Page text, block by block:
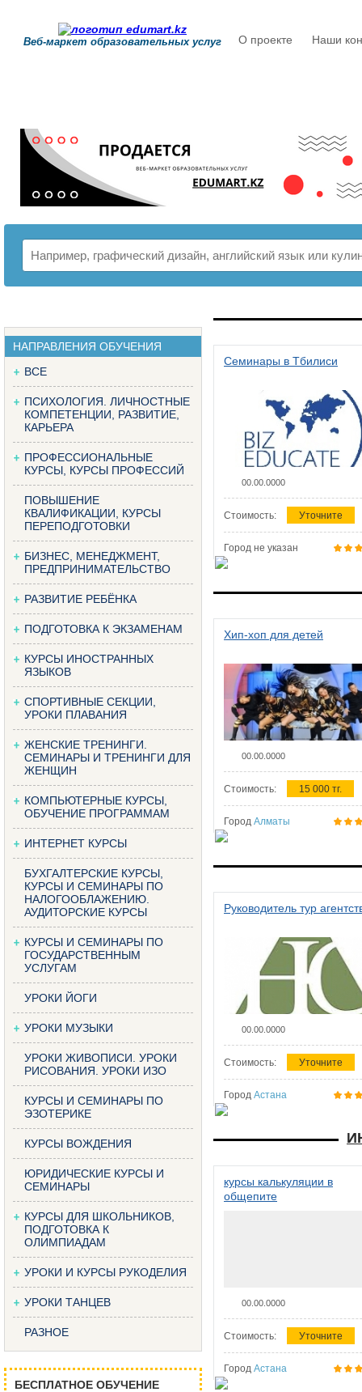
Веб-маркет образовательных услуг О проекте Наши
НАПРАВЛЕНИЯ ОБУЧЕНИЯ
ВСЕ
ПСИХОЛОГИЯ. ЛИЧНОСТНЫЕ
КОМПЕТЕНЦИИ, РАЗВИТИЕ,
КАРЬЕРА
ПРОФЕССИОНАЛЬНЫЕ
КУРСЫ, КУРСЫ ПРОФЕССИЙ
ПОВЫШЕНИЕ
КВАЛИФИКАЦИИ, КУРСЫ
ПЕРЕПОДГОТОВКИ
БИЗНЕС, МЕНЕДЖМЕНТ,
ПРЕДПРИНИМАТЕЛЬСТВО
РАЗВИТИЕ РЕБЁНКА
ПОДГОТОВКА К ЭКЗАМЕНАМ
КУРСЫ ИНОСТРАННЫХ
ЯЗЫКОВ
СПОРТИВНЫЕ СЕКЦИИ,
УРОКИ ПЛАВАНИЯ
ЖЕНСКИЕ ТРЕНИНГИ.
СЕМИНАРЫ И ТРЕНИНГИ ДЛЯ
ЖЕНЩИН
КОМПЬЮТЕРНЫЕ КУРСЫ,
ОБУЧЕНИЕ ПРОГРАММАМ
ИНТЕРНЕТ КУРСЫ
БУХГАЛТЕРСКИЕ КУРСЫ,
КУРСЫ И СЕМИНАРЫ ПО
НАЛОГООБЛАЖЕНИЮ.
АУДИТОРСКИЕ КУРСЫ
КУРСЫ И СЕМИНАРЫ ПО
ГОСУДАРСТВЕННЫМ
УСЛУГАМ
УРОКИ ЙОГИ
УРОКИ МУЗЫКИ
УРОКИ ЖИВОПИСИ. УРОКИ
РИСОВАНИЯ. УРОКИ ИЗО
КУРСЫ И СЕМИНАРЫ ПО
ЭЗОТЕРИКЕ
КУРСЫ ВОЖДЕНИЯ
ЮРИДИЧЕСКИЕ КУРСЫ И
СЕМИНАРЫ
КУРСЫ ДЛЯ ШКОЛЬНИКОВ,
ПОДГОТОВКА К
ОЛИМПИАДАМ
УРОКИ И КУРСЫ РУКОДЕЛИЯ
УРОКИ ТАНЦЕВ
РАЗНОЕ
БЕСПЛАТНОЕ ОБУЧЕНИЕ
Семинары в Тбилиси
00.00.0000
Стоимость: Уточните
Город не указан
Хип-хоп для детей
00.00.0000
Стоимость: 15 000 тг.
Город Алматы
Руководитель тур
00.00.0000
Стоимость: Уточните
Город Астана
курсы калькуляции в
общепите
00.00.0000
Стоимость: Уточните
Город Астана